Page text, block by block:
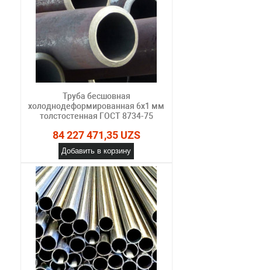
Труба бесшовная
холоднодеформированная 6х1 мм
толстостенная ГОСТ 8734-75
84 227 471,35 UZS
Добавить в корзину